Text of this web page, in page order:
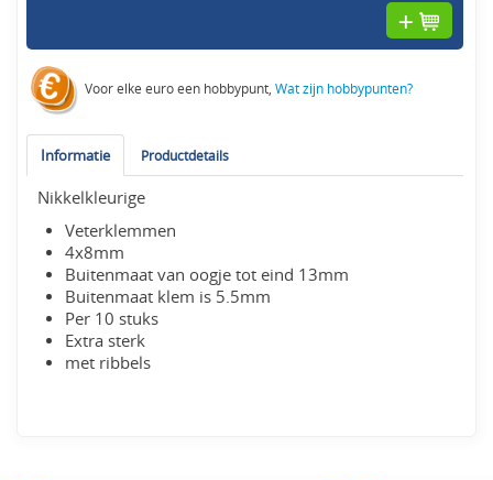
Voor elke euro een hobbypunt,Wat zijn hobbypunten?
Informatie Productdetails
Nikkelkleurige
Veterklemmen
4x8mm
Buitenmaat van oogje tot eind 13mm
Buitenmaat klem is 5.5mm
Per 10 stuks
Extra sterk
met ribbels